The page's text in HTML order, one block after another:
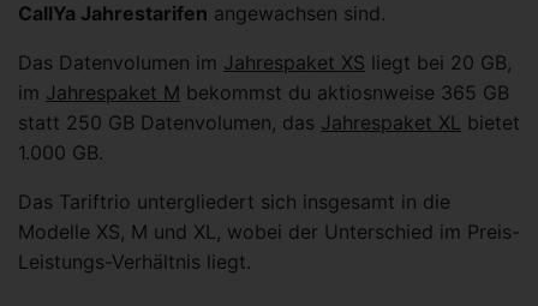
CallYa Jahrestarifen angewachsen sind.
Das Datenvolumen im Jahrespaket XS liegt bei 20 GB,
im Jahrespaket M bekommst du aktiosnweise 365 GB
statt 250 GB Datenvolumen, das Jahrespaket XL bietet
1.000 GB.
Das Tariftrio untergliedert sich insgesamt in die
Modelle XS, M und XL, wobei der Unterschied im Preis-
Leistungs-Verhältnis liegt.